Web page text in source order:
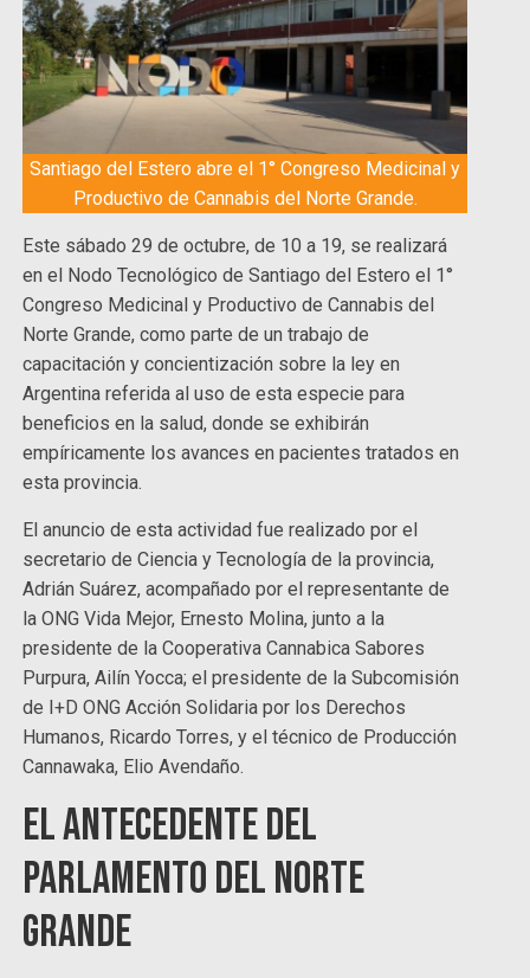
Santiago del Estero abre el 1° Congreso Medicinal y
Productivo de Cannabis del Norte Grande.
Este sábado 29 de octubre, de 10 a 19, se realizará
en el Nodo Tecnológico de Santiago del Estero el 1°
Congreso Medicinal y Productivo de Cannabis del
Norte Grande, como parte de un trabajo de
capacitación y concientización sobre la ley en
Argentina referida al uso de esta especie para
beneficios en la salud, donde se exhibirán
empíricamente los avances en pacientes tratados en
esta provincia.
El anuncio de esta actividad fue realizado por el
secretario de Ciencia y Tecnología de la provincia,
Adrián Suárez, acompañado por el representante de
la ONG Vida Mejor, Ernesto Molina, junto a la
presidente de la Cooperativa Cannabica Sabores
Purpura, Ailín Yocca; el presidente de la Subcomisión
de I+D ONG Acción Solidaria por los Derechos
Humanos, Ricardo Torres, y el técnico de Producción
Cannawaka, Elio Avendaño.
El antecedente del
Parlamento del Norte
Grande